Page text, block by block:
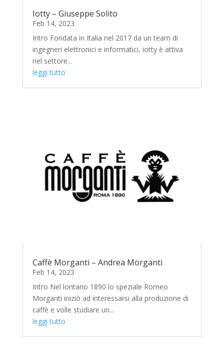
Iotty – Giuseppe Solito
Feb 14, 2023
Intro Fondata in Italia nel 2017 da un team di
ingegneri elettronici e informatici, iotty è attiva
nel settore...
leggi tutto
Caffè Morganti – Andrea Morganti
Feb 14, 2023
Intro Nel lontano 1890 lo speziale Romeo
Morganti iniziò ad interessarsi alla produzione di
caffè e volle studiare un...
leggi tutto